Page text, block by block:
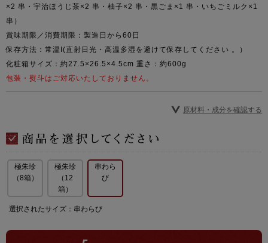
×2 串・宇治ほうじ茶×2 串・柚子×2 串・黒ごま×1 串・いちごミルク×1
串）
賞味期限／消費期限：製造日から60日
保存方法：常温I(直射日光・高温多湿を避けて保存してください 。）
化粧箱サイズ：約27.5×26.5×4.5cm 重さ：約600g
包装・熨斗はご対応いたしておりません。
原材料・成分を確認する
極朱珍
（8箱）
極朱珍
（12
箱）
串わら
び
選択されたサイズ：串わらび